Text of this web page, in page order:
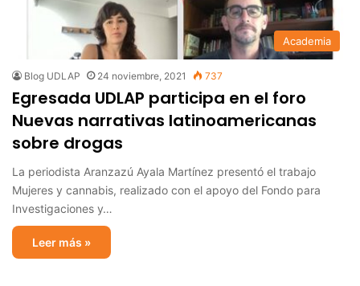
Academia
Blog UDLAP 24 noviembre, 2021 737
Egresada UDLAP participa en el foro
Nuevas narrativas latinoamericanas
sobre drogas
La periodista Aranzazú Ayala Martínez presentó el trabajo
Mujeres y cannabis, realizado con el apoyo del Fondo para
Investigaciones y…
Leer más »